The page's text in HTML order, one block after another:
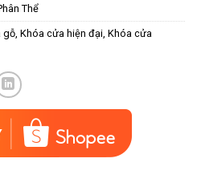
Thể
gỗ Khóa cửa hiện đại Khóa cửa